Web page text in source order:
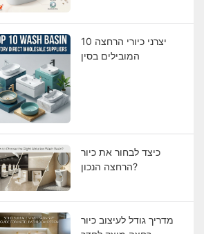
10 יצרני כיורי הרחצה
המובילים בסין
כיצד לבחור את כיור
הרחצה הנכון?
מדריך גודל לעיצוב כיור